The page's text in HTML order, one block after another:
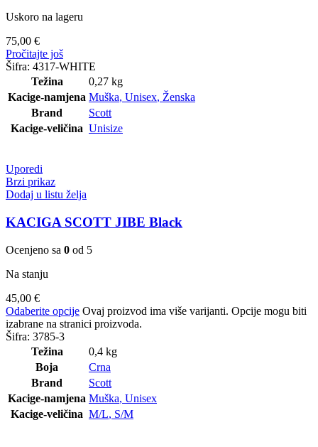
Uskoro na lageru
75,00 €
Pročitajte još
Šifra: 4317-WHITE
Težina
0,27 kg
Kacige-namjena Muška, Unisex, Ženska
Brand
Scott
Kacige-veličina Unisize
Uporedi
Brzi prikaz
Dodaj u listu želja
KACIGA SCOTT JIBE Black
Ocenjeno sa 0 od 5
Na stanju
45,00 €
Odaberite opcije Ovaj proizvod ima više varijanti. Opcije mogu biti
izabrane na stranici proizvoda.
Šifra: 3785-3
Težina
0,4 kg
Boja
Crna
Brand
Scott
Kacige-namjena Muška, Unisex
Kacige-veličina M/L, S/M